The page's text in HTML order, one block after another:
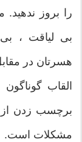
را بروز
بی لیاقت ،
هسرتان در
القاب
برچسب زدن از
مشکلات است.